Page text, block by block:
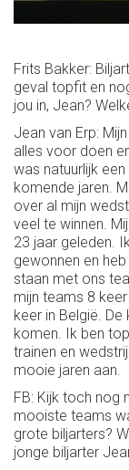
Frits Bakker:
geval topfit en
jou in, Jean?
Jean van Erp:
alles voor doen
was natuurlijk
komende jaren.
over al mijn
veel te winnen.
23 jaar geleden.
gewonnen en
staan met ons
mijn teams 8
keer in België.
komen. Ik ben
trainen en
mooie jaren aan.
FB: Kijk toch nog
mooiste teams
grote biljarters?
jonge biljarter